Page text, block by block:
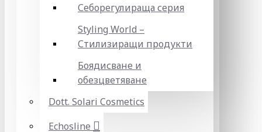
Себорегулираща серия
Styling World –
Стилизиращи продукти
Боядисване и
обезцветяване
Dott. Solari Cosmetics
Echosline